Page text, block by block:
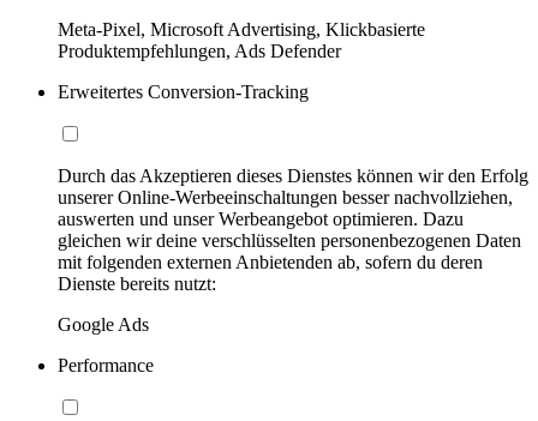
Meta-Pixel, Microsoft Advertising, Klickbasierte
Produktempfehlungen, Ads Defender
Erweitertes Conversion-Tracking
Durch das Akzeptieren dieses Dienstes können wir den Erfolg
unserer Online-Werbeeinschaltungen besser nachvollziehen,
auswerten und unser Werbeangebot optimieren. Dazu
gleichen wir deine verschlüsselten personenbezogenen Daten
mit folgenden externen Anbietenden ab, sofern du deren
Dienste bereits nutzt:
Google Ads
Performance